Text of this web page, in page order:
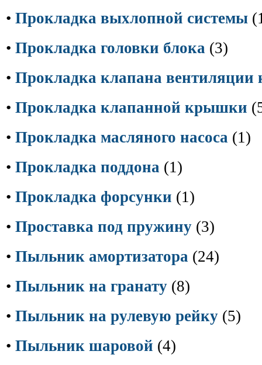
• Прокладка выхлопной системы
• Прокладка головки блока (3)
• Прокладка клапана вентиляции
• Прокладка клапанной крышки
• Прокладка масляного насоса (1)
• Прокладка поддона (1)
• Прокладка форсунки (1)
• Проставка под пружину (3)
• Пыльник амортизатора (24)
• Пыльник на гранату (8)
• Пыльник на рулевую рейку (5)
• Пыльник шаровой (4)